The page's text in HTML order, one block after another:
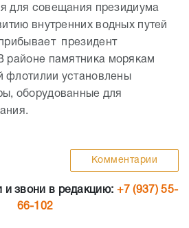
для совещания президиума
внутренних водных путей
президент
районе памятника морякам
флотилии установлены
оборудованные для
Комментарии
и звони в редакцию: +7 (937) 55-
66-102